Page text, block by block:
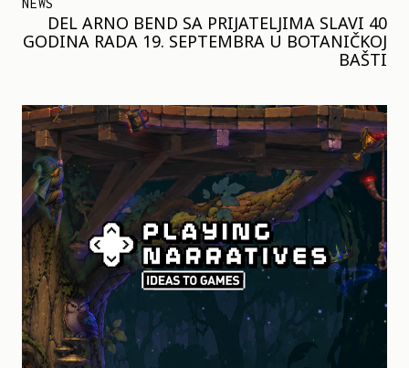
DEL ARNO BEND SA PRIJATELJIMA SLAVI 40
GODINA RADA 19. SEPTEMBRA U BOTANIČKOJ
BAŠTI